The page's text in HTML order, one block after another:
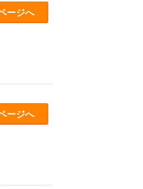
ージへ
ージへ